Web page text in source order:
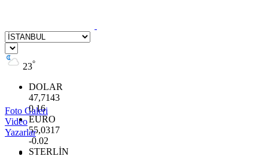
23°
DOLAR
47,7143
0.16
EURO
55,0317
-0.02
STERLİN
Foto Galeri
Video
Yazarlar